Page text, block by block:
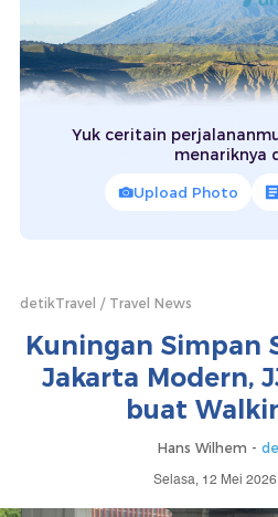
Yuk ceritain
menariknya
Upload Photo
detikTravel Travel News
Kuningan Simpan
Jakarta Modern,
buat
Hans Wilhem -
Selasa, 12 Mei